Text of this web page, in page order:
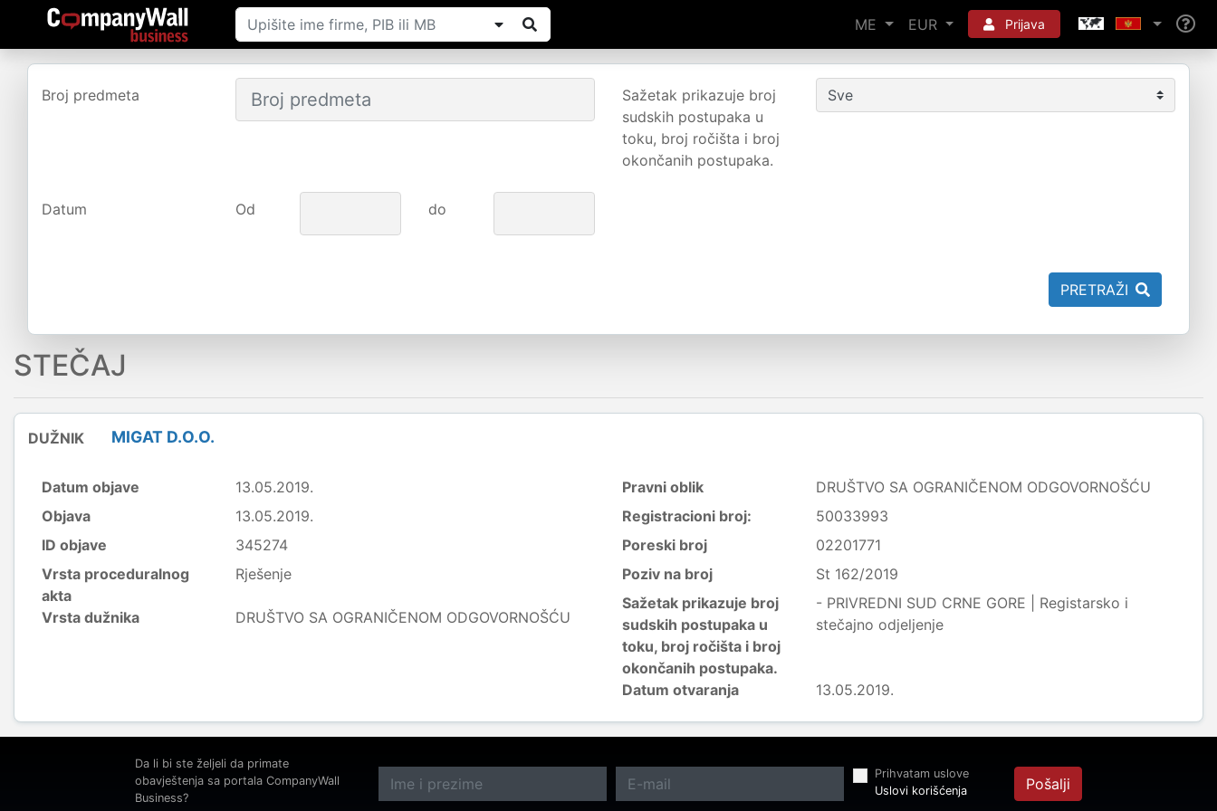
ME EUR Prijava
Broj predmeta
Sažetak prikazuje broj
sudskih postupaka u
toku, broj ročišta i broj
okončanih postupaka.
Datum Od do
PRETRAŽI
STEČAJ
DUŽNIK MIGAT D.O.O.
Datum objave
13.05.2019.
Objava
13.05.2019.
ID objave
345274
Vrsta proceduralnog
akta
Rješenje
Vrsta dužnika DRUŠTVO SA OGRANIČENOM ODGOVORNOŠĆU
Pravni oblik
DRUŠTVO SA OGRANIČENOM ODGOVORNOŠĆU
Registracioni broj:
50033993
Poreski broj
02201771
Poziv na broj
St 162/2019
Sažetak prikazuje broj
sudskih postupaka u
toku, broj ročišta i broj
okončanih postupaka.
- PRIVREDNI SUD CRNE GORE | Registarsko i
stečajno odjeljenje
Datum otvaranja 13.05.2019.
Da li bi ste željeli da primate
obavještenja sa portala CompanyWall
Business?
Prihvatam uslove
Uslovi korišćenja
Pošalji